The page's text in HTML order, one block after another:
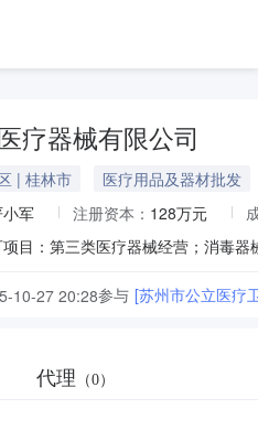
疗器械有限公司
| 桂林市
医疗用品及器材批发
小军 注册资本： 128万元
10-27 20:28参与 [苏州市公立医疗
代理 （0）